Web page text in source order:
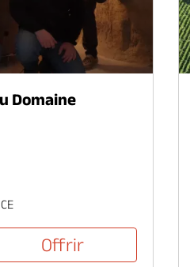
Domaine
Offrir